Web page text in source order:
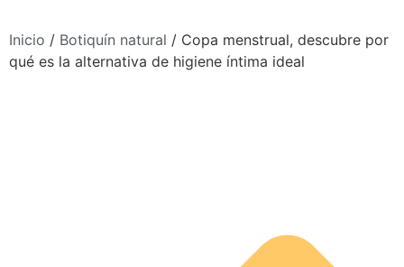
Inicio / Botiquín natural / Copa menstrual, descubre por
qué es la alternativa de higiene íntima ideal